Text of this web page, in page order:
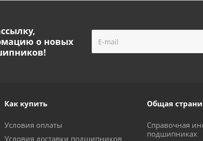
о новых
Как купить
Условия оплаты
Условия доставки подшипников
Общая
Справочная
подшипниках